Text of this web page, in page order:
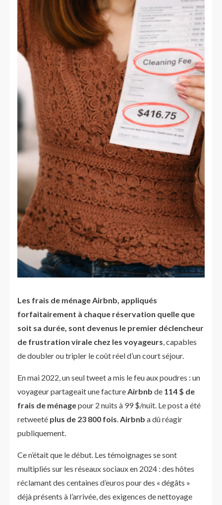
Les frais de ménage Airbnb, appliqués
forfaitairement à chaque réservation quelle que
soit sa durée, sont devenus le premier déclencheur
de frustration virale chez les voyageurs, capables
de doubler ou tripler le coût réel d’un court séjour.
En mai 2022, un seul tweet a mis le feu aux poudres : un
voyageur partageait une factureAirbnb de 114 $ de
frais de ménagepour 2 nuits à 99 $/nuit. Le post a été
retweeté plus de 23 800 fois.Airbnb a dû réagir
publiquement.
Ce n’était que le début. Les témoignages se sont
multipliés sur les réseaux sociaux en 2024 : des hôtes
réclamant des centaines d’euros pour des « dégâts »
déjà présents à l’arrivée, des exigences de nettoyage